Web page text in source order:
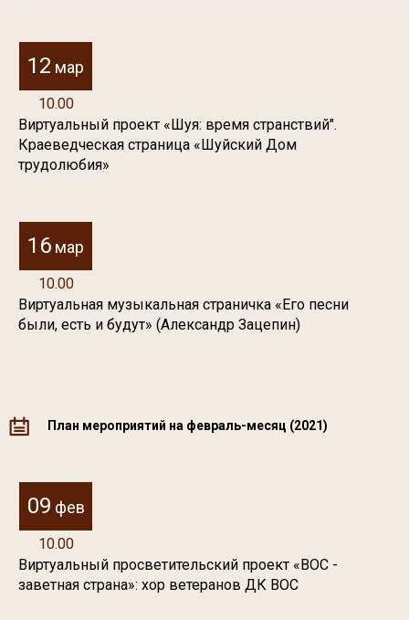
12 мар
10.00
Виртуальный проект «Шуя: время странствий".
Краеведческая страница «Шуйский Дом
трудолюбия»
16 мар
10.00
Виртуальная музыкальная страничка «Его песни
были, есть и будут» (Александр Зацепин)
План мероприятий на февраль-месяц (2021)
09 фев
10.00
Виртуальный просветительский проект «ВОС -
заветная страна»: хор ветеранов ДК ВОС